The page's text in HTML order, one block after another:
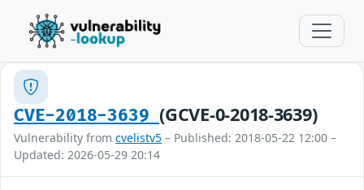
CVE-2018-3639(GCVE-0-2018-3639)
Vulnerability from cvelistv5 – Published: 2018-05-22 12:00 –
Updated: 2026-05-29 20:14